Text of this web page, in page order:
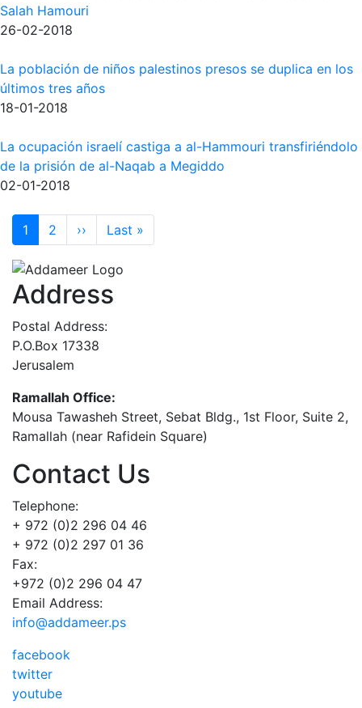
Salah Hamouri
26-02-2018
La población de niños palestinos presos se duplica en los
últimos tres años
18-01-2018
La ocupación israelí castiga a al-Hammouri transfiriéndolo
de la prisión de al-Naqab a Megiddo
02-01-2018
Pagination
1 2 ›› Next page
Last »
Address
Postal Address:
P.O.Box 17338
Jerusalem
Ramallah Office:
Mousa Tawasheh Street, Sebat Bldg., 1st Floor, Suite 2,
Ramallah (near Rafidein Square)
Contact Us
Telephone:
+ 972 (0)2 296 04 46
+ 972 (0)2 297 01 36
Fax:
+972 (0)2 296 04 47
Email Address:
info@addameer.ps
facebook
twitter
youtube